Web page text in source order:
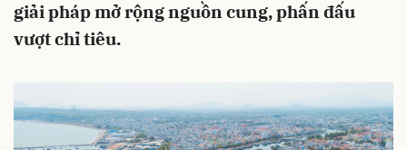
giải pháp mở rộng nguồn cung, phấn đấu
vượt chỉ tiêu.